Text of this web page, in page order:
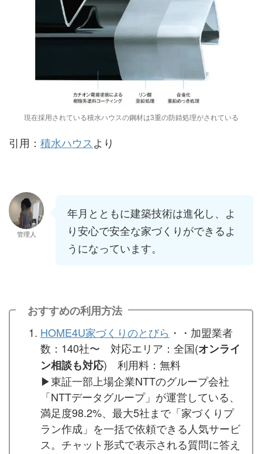
現在採用されている積水ハウスの鋼材は3重の防錆処理がされている
引用： 積水ハウスより
管理人
年月とともに建築技術は進化し、よ
り安心で安全な家づくりができるよ
うになっています。
おすすめの利用方法
HOME4U家づくりのとびら ・・加盟業者
数：140社〜 対応エリア：全国(オンライ
ン相談も対応) 利用料：無料
▶︎東証一部上場企業NTTのグループ会社
「NTTデータグループ」が運営している、
満足度98.2%、最大5社まで「家づくりプ
ラン作成」を一括で依頼できる人気サービ
ス。チャット形式で表示される質問に答え